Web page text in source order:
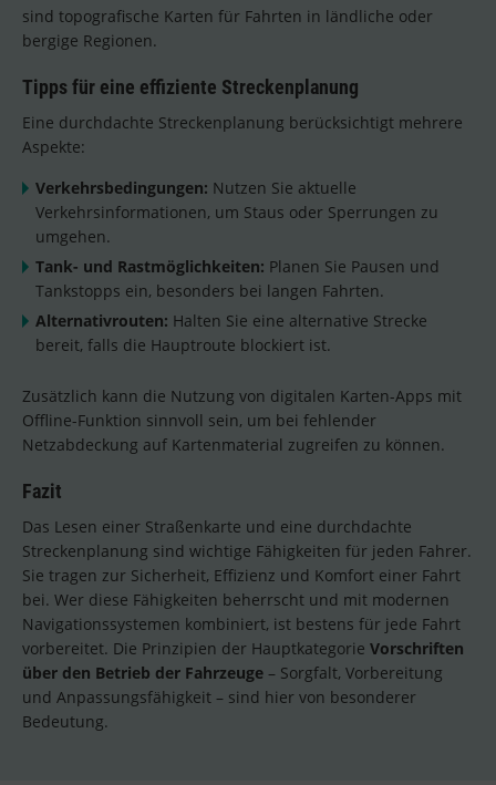
sind topografische Karten für Fahrten in ländliche oder
bergige Regionen.
Tipps für eine effiziente Streckenplanung
Eine durchdachte Streckenplanung berücksichtigt mehrere
Aspekte:
Verkehrsbedingungen: Nutzen Sie aktuelle
Verkehrsinformationen, um Staus oder Sperrungen zu
umgehen.
Tank- und Rastmöglichkeiten: Planen Sie Pausen und
Tankstopps ein, besonders bei langen Fahrten.
Alternativrouten: Halten Sie eine alternative Strecke
bereit, falls die Hauptroute blockiert ist.
Zusätzlich kann die Nutzung von digitalen Karten-Apps mit
Offline-Funktion sinnvoll sein, um bei fehlender
Netzabdeckung auf Kartenmaterial zugreifen zu können.
Fazit
Das Lesen einer Straßenkarte und eine durchdachte
Streckenplanung sind wichtige Fähigkeiten für jeden Fahrer.
Sie tragen zur Sicherheit, Effizienz und Komfort einer Fahrt
bei. Wer diese Fähigkeiten beherrscht und mit modernen
Navigationssystemen kombiniert, ist bestens für jede Fahrt
vorbereitet. Die Prinzipien der Hauptkategorie Vorschriften
über den Betrieb der Fahrzeuge – Sorgfalt, Vorbereitung
und Anpassungsfähigkeit – sind hier von besonderer
Bedeutung.